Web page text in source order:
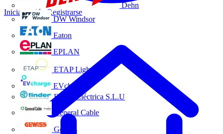
Dehn
DW Windsor
Eaton
EPLAN
ETAP Lighting
EVcharge
Finder Eléctrica S.L.U
General Cable
Gewiss
Iniciar sesión Registrarse